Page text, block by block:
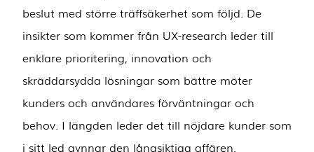
beslut med större träffsäkerhet som följd. De
insikter som kommer från UX-research leder till
enklare prioritering, innovation och
skräddarsydda lösningar som bättre möter
kunders och användares förväntningar och
behov. I längden leder det till nöjdare kunder som
i sitt led gynnar den långsiktiga affären.